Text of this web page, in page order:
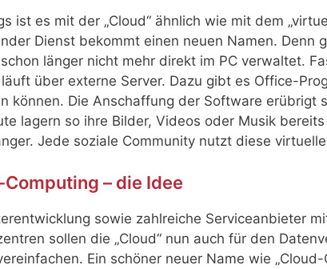
ist es mit der „Cloud“ ähnlich wie mit dem
Dienst bekommt einen neuen Namen. Denn
länger nicht mehr direkt im PC verwaltet.
über externe Server. Dazu gibt es Office-
können. Die Anschaffung der Software erübrigt
lagern so ihre Bilder, Videos oder Musik
Jede soziale Community nutzt diese
– die Idee
sowie zahlreiche Serviceanbieter
sollen die „Cloud“ nun auch für den
Ein schöner neuer Name wie